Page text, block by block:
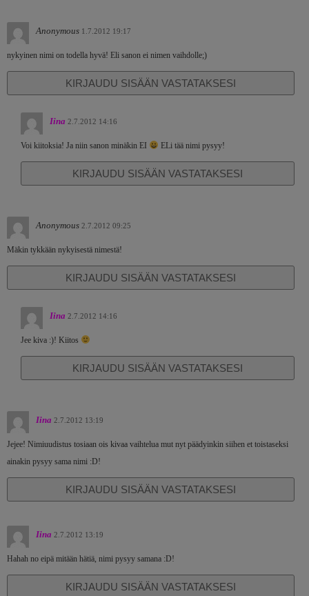
Anonymous 1.7.2012 19:17
nykyinen nimi on todella hyvä! Eli sanon ei nimen vaihdolle;)
KIRJAUDU SISÄÄN VASTATAKSESI
Iina 2.7.2012 14:16
Voi kiitoksia! Ja niin sanon minäkin EI ELi tää nimi pysyy!
KIRJAUDU SISÄÄN VASTATAKSESI
Anonymous 2.7.2012 09:25
Mäkin tykkään nykyisestä nimestä!
KIRJAUDU SISÄÄN VASTATAKSESI
Iina 2.7.2012 14:16
Jee kiva :)! Kiitos
KIRJAUDU SISÄÄN VASTATAKSESI
Iina 2.7.2012 13:19
Jejee! Nimiuudistus tosiaan ois kivaa vaihtelua mut nyt päädyinkin siihen et toistaseksi
ainakin pysyy sama nimi :D!
KIRJAUDU SISÄÄN VASTATAKSESI
Iina 2.7.2012 13:19
Hahah no eipä mitään hätiä, nimi pysyy samana :D!
KIRJAUDU SISÄÄN VASTATAKSESI